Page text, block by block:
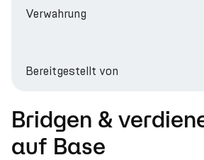
Verwahrung
Bereitgestellt von
Bridgen &
auf Base